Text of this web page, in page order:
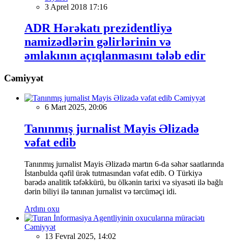
3 Aprel 2018 17:16
ADR Hərəkatı prezidentliyə
namizədlərin gəlirlərinin və
əmlakının açıqlanmasını tələb edir
Cəmiyyət
Cəmiyyət
6 Mart 2025, 20:06
Tanınmış jurnalist Mayis Əlizadə
vəfat edib
Tanınmış jurnalist Mayis Əlizadə martın 6-da səhər saatlarında
İstanbulda qəfil ürək tutmasından vəfat edib. O Türkiyə
barədə analitik təfəkkürü, bu ölkənin tarixi və siyasəti ilə bağlı
dərin biliyi ilə tanınan jurnalist və tərcüməçi idi.
Ardını oxu
Cəmiyyət
13 Fevral 2025, 14:02